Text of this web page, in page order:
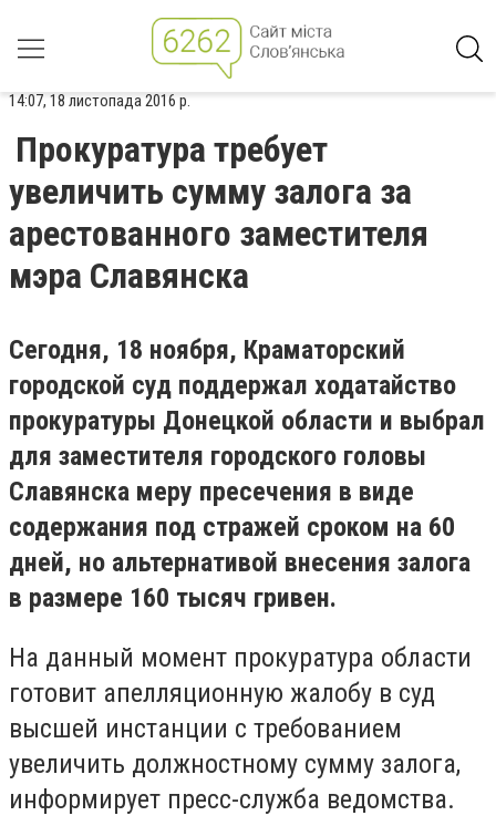
14:07, 18 листопада 2016 р.
Прокуратура требует
увеличить сумму залога за
арестованного заместителя
мэра Славянска
Сегодня, 18 ноября, Краматорский
городской суд поддержал ходатайство
прокуратуры Донецкой области и выбрал
для заместителя городского головы
Славянска меру пресечения в виде
содержания под стражей сроком на 60
дней, но альтернативой внесения залога
в размере 160 тысяч гривен.
На данный момент прокуратура области
готовит апелляционную жалобу в суд
высшей инстанции с требованием
увеличить должностному сумму залога,
информирует пресс-служба ведомства.